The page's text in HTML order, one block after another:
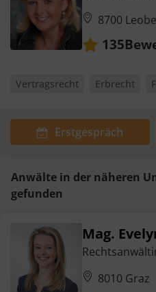
8700
135
Vertragsrecht Erbrecht
Erstgespräch
Anwälte in der näheren
gefunden
Mag.
8010 Graz